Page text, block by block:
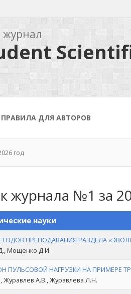
ПРАВИЛА ДЛЯ АВТОРОВ
год
журнала №1 за
науки
ПРЕПОДАВАНИЯ РАЗДЕЛА
Мощенко Д.И.
ПУЛЬСОВОЙ НАГРУЗКИ НА ПРИМЕРЕ
Журавлев А.В., Журавлева Л.Н.